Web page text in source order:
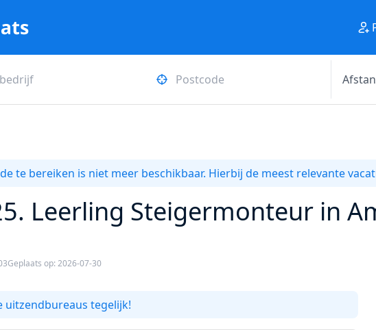
te bereiken is niet meer beschikbaar. Hierbij de meest relevante
Leerling Steigermonteur in
Geplaats op: 2026-07-30
uitzendbureaus tegelijk!